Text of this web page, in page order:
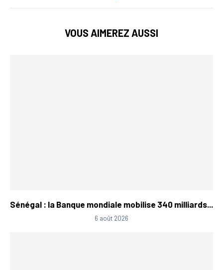
VOUS AIMEREZ AUSSI
Sénégal : la Banque mondiale mobilise 340 milliards...
6 août 2026